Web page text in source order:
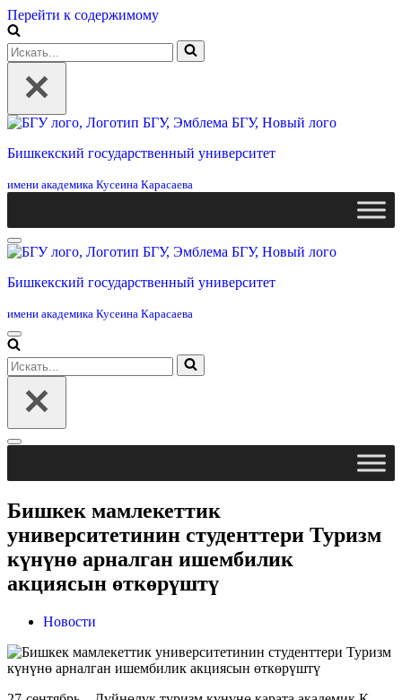
Перейти к содержимому
Искать...
Бишкекский государственный университет
имени академика Кусеина Карасаева
Меню
навигации
Бишкекский государственный университет
имени академика Кусеина Карасаева
Меню
навигации
Искать...
Меню
Бишкек мамлекеттик
университетинин студенттери Туризм
күнүнө арналган ишембилик
акциясын өткөрүштү
Новости